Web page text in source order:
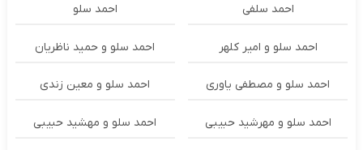
احمد سلفی احمد سلو
احمد سلو و امیر کلهر احمد سلو و حمید ناظریان
احمد سلو و مصطفی یاوری احمد سلو و معین زندی
احمد سلو و مهرشید حبیبی احمد سلو و مهشید حبیبی